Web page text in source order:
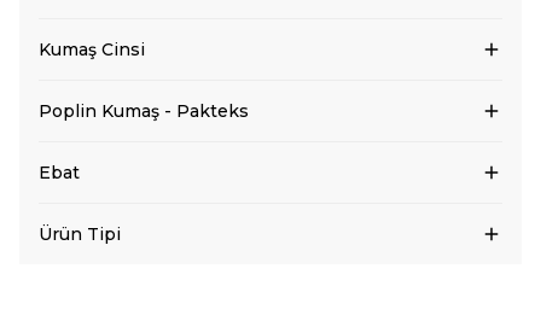
Kumaş Cinsi
Poplin Kumaş - Pakteks
Ebat
Ürün Tipi